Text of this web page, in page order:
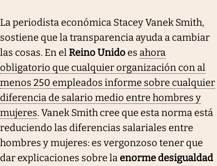
La periodista económica Stacey Vanek Smith,
sostiene que la transparencia ayuda a cambiar
las cosas. En el Reino Unido es ahora
obligatorio que cualquier organización con al
menos 250 empleados informe sobre cualquier
diferencia de salario medio entre hombres y
mujeres. Vanek Smith cree que esta norma está
reduciendo las diferencias salariales entre
hombres y mujeres: es vergonzoso tener que
dar explicaciones sobre la enorme desigualdad